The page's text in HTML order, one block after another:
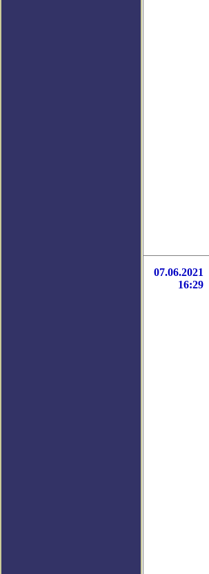
07.06.2021
16:29